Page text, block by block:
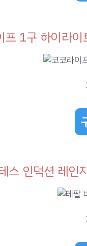
프 1구 하이라이
스 인덕션 레인